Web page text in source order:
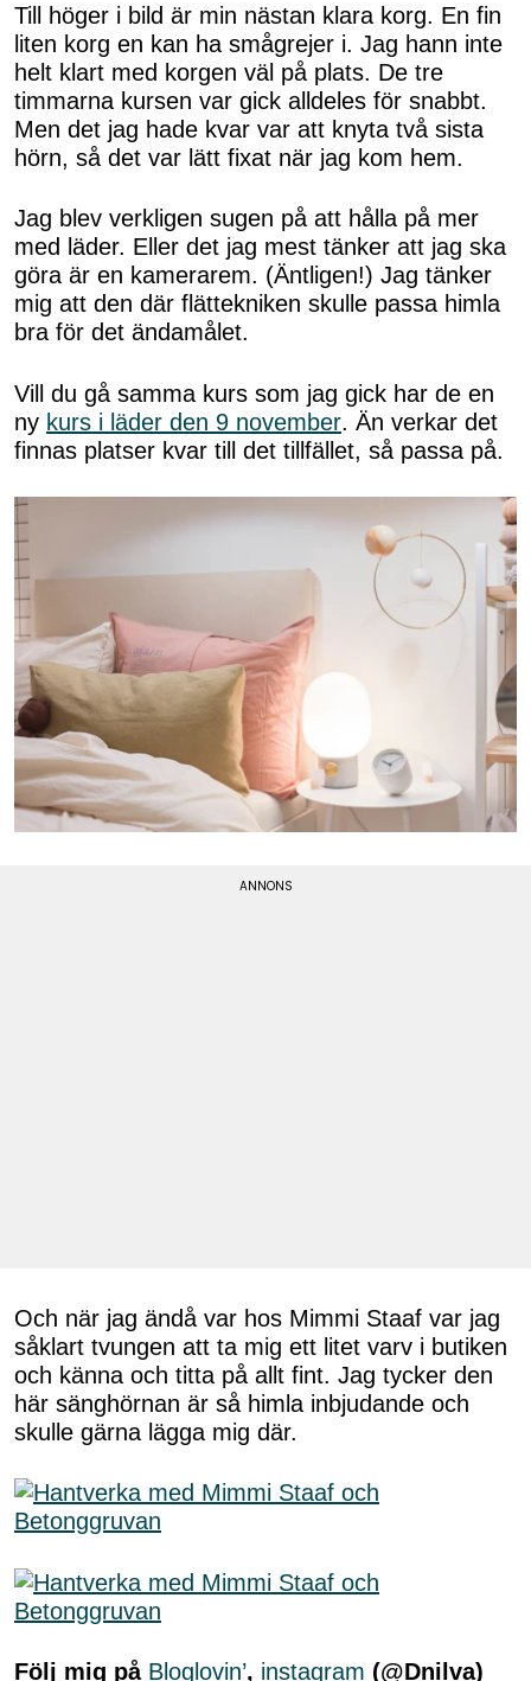
Till höger i bild är min nästan klara korg. En fin
liten korg en kan ha smågrejer i. Jag hann inte
helt klart med korgen väl på plats. De tre
timmarna kursen var gick alldeles för snabbt.
Men det jag hade kvar var att knyta två sista
hörn, så det var lätt fixat när jag kom hem.
Jag blev verkligen sugen på att hålla på mer
med läder. Eller det jag mest tänker att jag ska
göra är en kamerarem. (Äntligen!) Jag tänker
mig att den där flättekniken skulle passa himla
bra för det ändamålet.
Vill du gå samma kurs som jag gick har de en
ny kurs i läder den 9 november. Än verkar det
finnas platser kvar till det tillfället, så passa på.
Och när jag ändå var hos Mimmi Staaf var jag
såklart tvungen att ta mig ett litet varv i butiken
och känna och titta på allt fint. Jag tycker den
här sänghörnan är så himla inbjudande och
skulle gärna lägga mig där.
Följ mig på Bloglovin’, instagram (@Dnilva)